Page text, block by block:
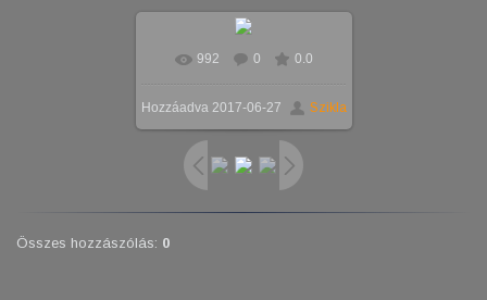
Valós méretben 1024x576
241.0Kb
992 0 0.0
Hozzáadva2017-06-27 Szikla
Összes hozzászólás: 0